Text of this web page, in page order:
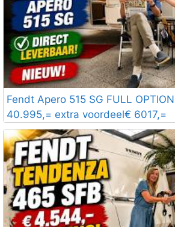
Fendt Apero 515 SG FULL
40.995,= extra voordeel€ 6017,=